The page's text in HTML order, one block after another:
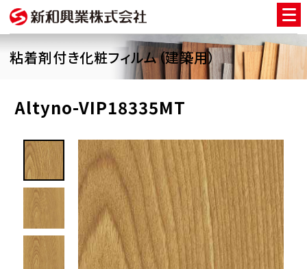
粘着剤付き化粧フィルム（建築用）
Altyno-VIP18335MT